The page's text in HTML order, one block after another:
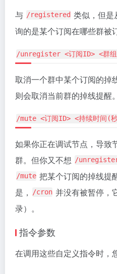
与 /registered 类似，但是
询的是某个订阅在哪些群被
/unregister <订阅ID> <群
取消一个群中某个订阅的掉
则会取消当前群的掉线提醒。
/mute <订阅ID> <持续时间(
如果你正在调试节点，导致
群。但你又不想 /
/mute 把某个订阅的掉线提
是，
/cron 并没有被暂停，
录）。
指令参数
在调用这些自定义指令时，